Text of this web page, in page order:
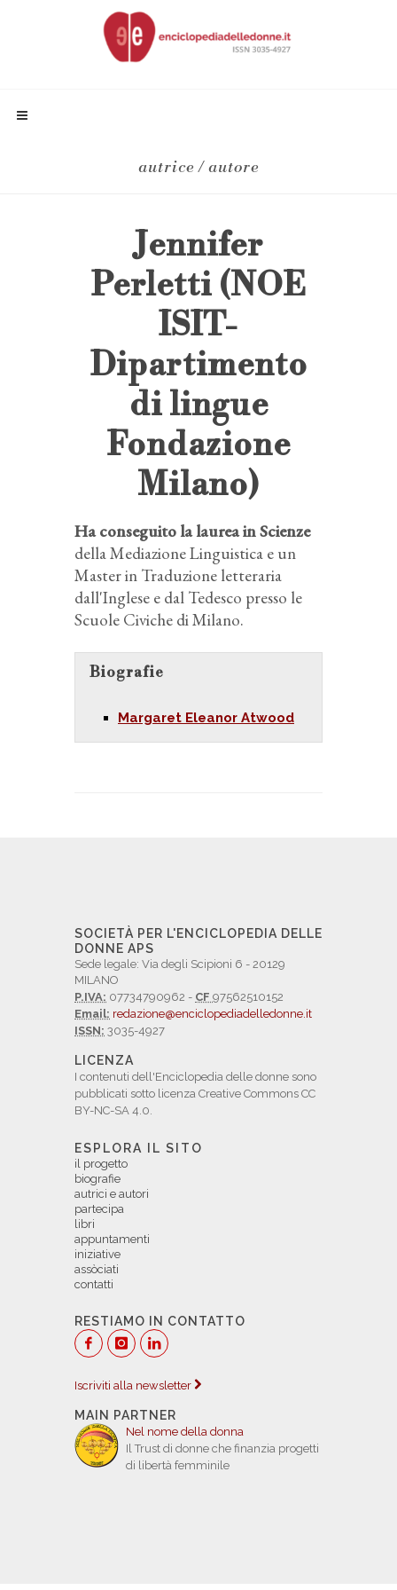
autrice / autore
Jennifer
Perletti (NOE
ISIT-
Dipartimento
di lingue
Fondazione
Milano)
Ha conseguito la laurea in Scienze
della Mediazione Linguistica e un
Master in Traduzione letteraria
dall'Inglese e dal Tedesco presso le
Scuole Civiche di Milano.
Biografie
Margaret Eleanor Atwood
SOCIETÀ PER L'ENCICLOPEDIA DELLE
DONNE APS
Sede legale: Via degli Scipioni 6 - 20129
MILANO
P.IVA: 07734790962 - CF 97562510152
Email: redazione@enciclopediadelledonne.it
ISSN: 3035-4927
LICENZA
I contenuti dell'Enciclopedia delle donne sono
pubblicati sotto licenza Creative Commons CC
BY-NC-SA 4.0.
ESPLORA IL SITO
il progetto
biografie
autrici e autori
partecipa
libri
appuntamenti
iniziative
assòciati
contatti
RESTIAMO IN CONTATTO
Iscriviti alla newsletter
MAIN PARTNER
Nel nome della donna
Il Trust di donne che finanzia progetti
di libertà femminile